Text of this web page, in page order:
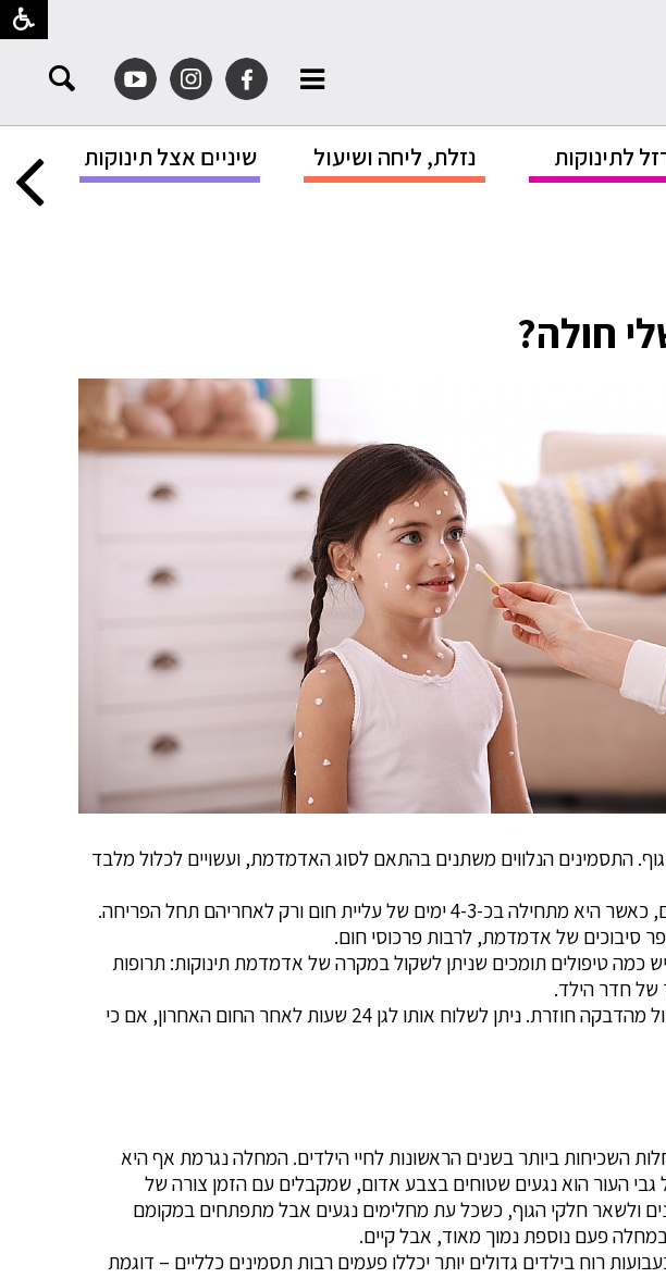
לתינוקות נזלת, ליחה ושיעול שיניים אצל תינוקות
חולה?
התסמינים הנלווים משתנים בהתאם לסוג האדמדמת, ועשויים לכלול מלבד
סממן ייחודי נוסף של אדמדמת תינוקות הוא באופן ההתפתחותה. למחלה זמן דגירה של כ-15-5 ימים, כאשר היא מתחילה בכ-4-3 ימים של עליית חום ורק לאחריהם תחל הפריחה.
סיבוכים של אדמדמת, לרבות פרכוסי חום.
צורך בטיפול ישיר. עם זאת יש כמה טיפולים תומכים שניתן לשקול במקרה של אדמדמת תינוקות: תרופות
של חדר הילד.
לאחר ההידבקות הנוגדנים צפויים להמשיך ולהישאר בגוף הילד, מה שמקטין את הסיכויים שהוא יסבול מהדבקה חוזרת. ניתן לשלוח אותו לגן 24 שעות לאחר החום האחרון, אם כי
ילדים, היא מהמחלות השכיחות ביותר בשנים הראשונות לחיי הילדים. המחלה נגרמת אף היא
העור הוא נגעים שטוחים בצבע אדום, שמקבלים עם הזמן צורה של
ולשאר חלקי הגוף, כשכל עת מחלימים נגעים אבל מתפתחים במקומם
פעם נוספת נמוך מאוד, אבל קיים.
רוח בילדים גדולים יותר יכללו פעמים רבות תסמינים כלליים – דוגמת